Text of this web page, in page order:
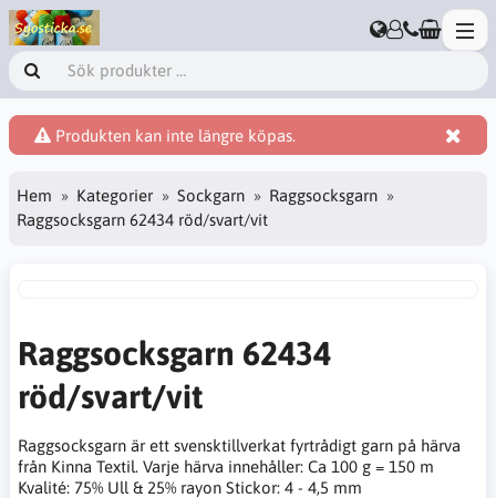
Produkten kan inte längre köpas.
Hem Kategorier Sockgarn
Raggsocksgarn
Raggsocksgarn 62434 röd/svart/vit
Raggsocksgarn 62434
röd/svart/vit
Raggsocksgarn är ett svensktillverkat fyrtrådigt garn på härva
från Kinna Textil. Varje härva innehåller: Ca 100 g = 150 m
Kvalité: 75% Ull & 25% rayon Stickor: 4 - 4,5 mm